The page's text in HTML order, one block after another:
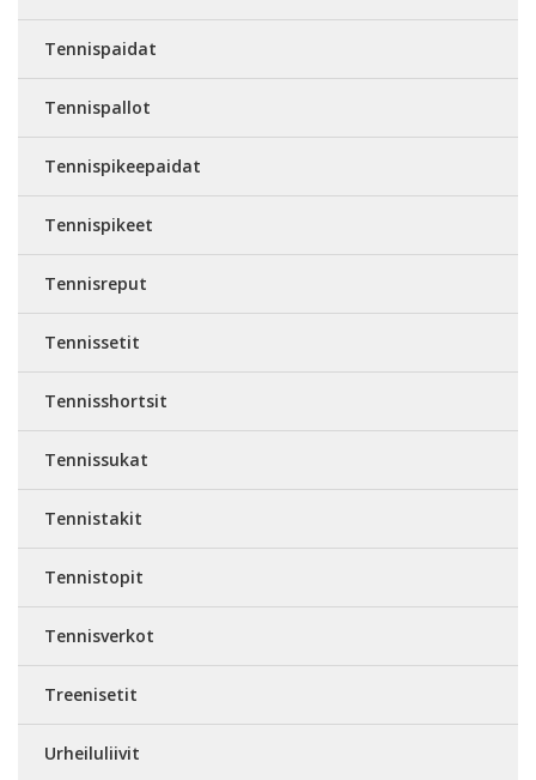
Tennispaidat
Tennispallot
Tennispikeepaidat
Tennispikeet
Tennisreput
Tennissetit
Tennisshortsit
Tennissukat
Tennistakit
Tennistopit
Tennisverkot
Treenisetit
Urheiluliivit